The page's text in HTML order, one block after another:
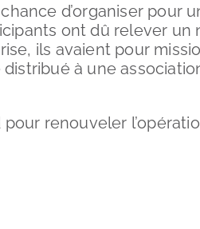
d’organiser pour
ont dû relever un
ils avaient pour
à une
renouveler